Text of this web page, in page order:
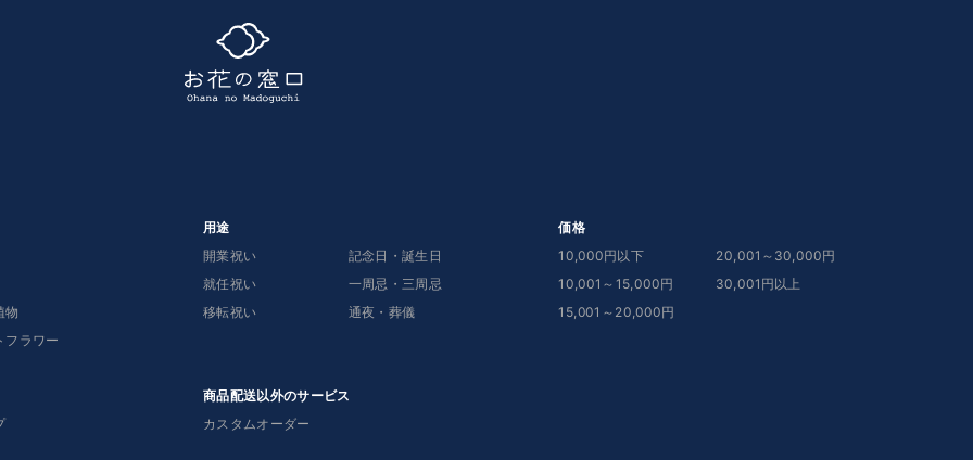
物
フラワー
用途
開業祝い
就任祝い
移転祝い
記念日・誕生日
一周忌・三周忌
通夜・葬儀
価格
10,000円以下
10,001～15,000円
15,001～20,000円
20,001～30,000円
30,001円以上
商品配送以外のサービス
カスタムオーダー